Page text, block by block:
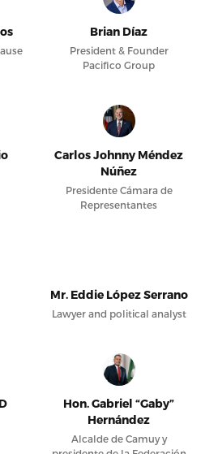
Brian Díaz
President & Founder
Pacifico Group
Carlos Johnny Méndez
Núñez
Presidente Cámara de
Representantes
Mr. Eddie López Serrano
Lawyer and political analyst
Hon. Gabriel “Gaby”
Hernández
Alcalde de Camuy y